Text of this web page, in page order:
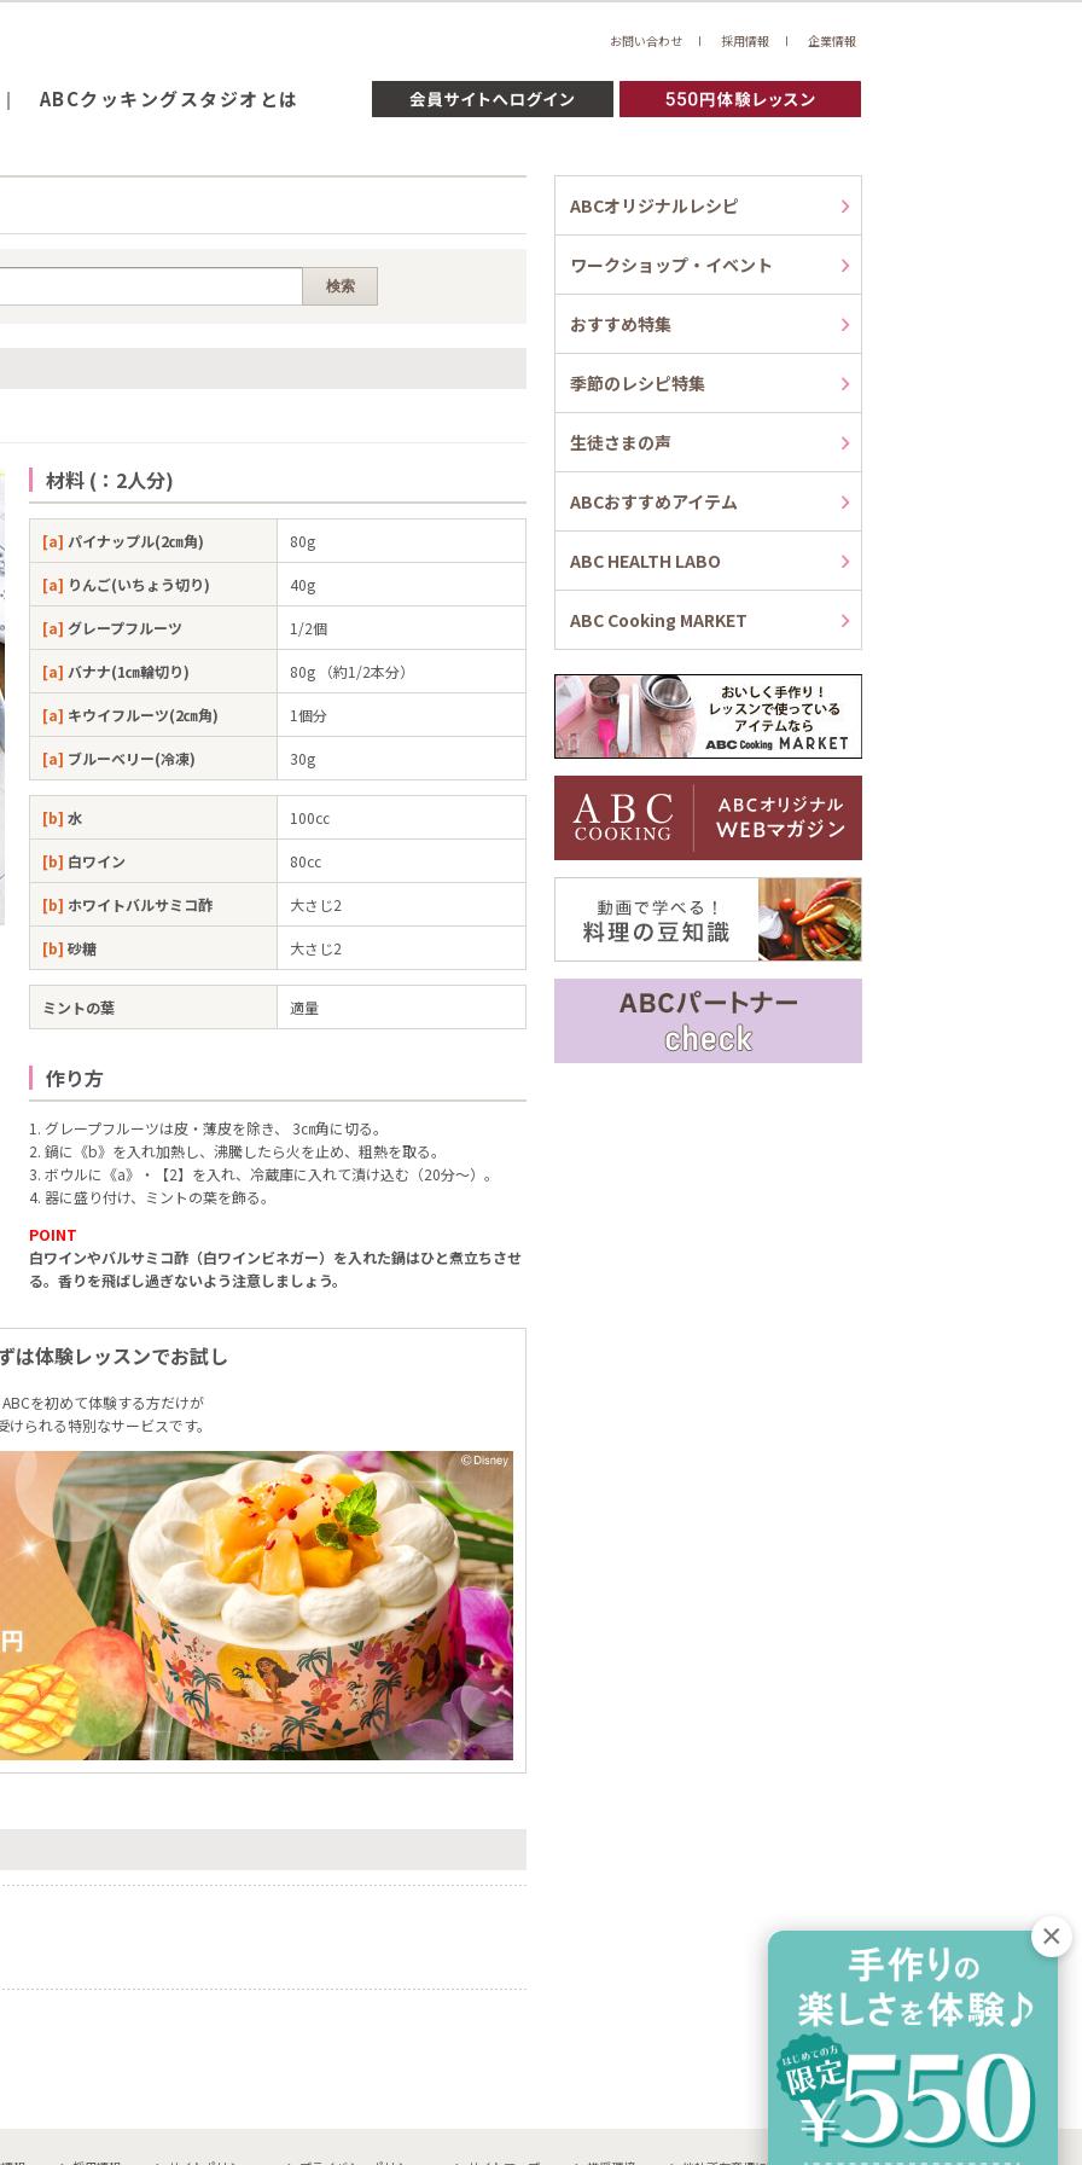
ABCクッキングスタジオとは
お問い合わせ 採用情報 企業情報
材料 (：2人分)
[a] パイナップル(2㎝角) 80g
[a] りんご(いちょう切り) 40g
[a] グレープフルーツ 1/2個
[a] バナナ(1㎝輪切り) 80g （約1/2本分）
[a] キウイフルーツ(2㎝角) 1個分
[a] ブルーベリー(冷凍) 30g
[b] 水 100㏄
[b] 白ワイン 80㏄
[b] ホワイトバルサミコ酢 大さじ2
[b] 砂糖 大さじ2
ミントの葉 適量
作り方
1. グレープフルーツは皮・薄皮を除き、 3㎝角に切る。
2. 鍋に《b》を入れ加熱し、沸騰したら火を止め、粗熱を取る。
3. ボウルに《a》・【2】を入れ、冷蔵庫に入れて漬け込む（20分～）。
4. 器に盛り付け、ミントの葉を飾る。
POINT
白ワインやバルサミコ酢（白ワインビネガー）を入れた鍋はひと煮立ちさせ
る。香りを飛ばし過ぎないよう注意しましょう。
は体験レッスンでお試し
ABCを初めて体験する方だけが
けられる特別なサービスです。
ABCオリジナルレシピ
ワークショップ・イベント
おすすめ特集
季節のレシピ特集
生徒さまの声
ABCおすすめアイテム
ABC HEALTH LABO
ABC Cooking MARKET